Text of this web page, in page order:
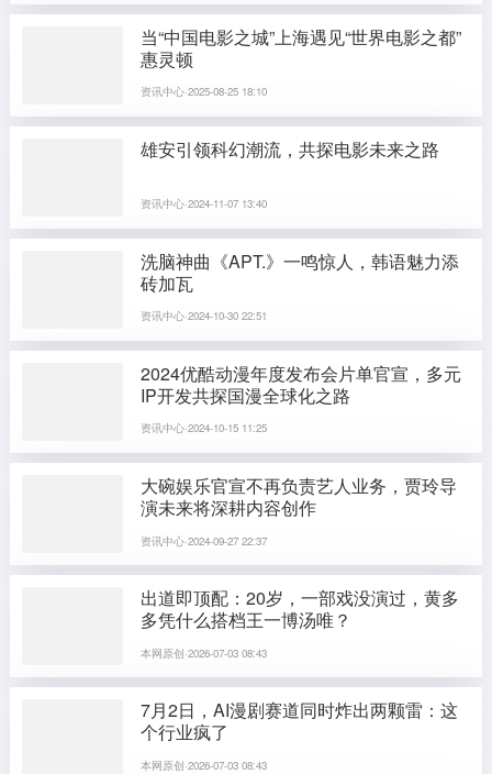
当“中国电影之城”上海遇见“世界电影之都”
惠灵顿
资讯中心·2025-08-25 18:10
雄安引领科幻潮流，共探电影未来之路
资讯中心·2024-11-07 13:40
洗脑神曲《APT.》一鸣惊人，韩语魅力添
砖加瓦
资讯中心·2024-10-30 22:51
2024优酷动漫年度发布会片单官宣，多元
IP开发共探国漫全球化之路
资讯中心·2024-10-15 11:25
大碗娱乐官宣不再负责艺人业务，贾玲导
演未来将深耕内容创作
资讯中心·2024-09-27 22:37
出道即顶配：20岁，一部戏没演过，黄多
多凭什么搭档王一博汤唯？
本网原创·2026-07-03 08:43
7月2日，AI漫剧赛道同时炸出两颗雷：这
个行业疯了
本网原创·2026-07-03 08:43